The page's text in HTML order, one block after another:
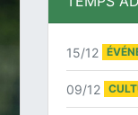
15/12
09/12